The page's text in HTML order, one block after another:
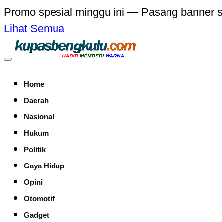
Promo spesial minggu ini — Pasang banner
Lihat Semua
Home
Daerah
Nasional
Hukum
Politik
Gaya Hidup
Opini
Otomotif
Gadget